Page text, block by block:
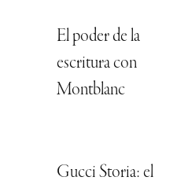
El poder de la
escritura con
Montblanc
Gucci Storia: el